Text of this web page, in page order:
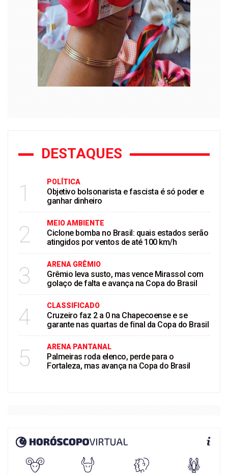
DESTAQUES
1 POLÍTICA
Objetivo bolsonarista e fascista é só poder e
ganhar dinheiro
2 MEIO AMBIENTE
Ciclone bomba no Brasil: quais estados serão
atingidos por ventos de até 100 km/h
3 ARENA GRÊMIO
Grêmio leva susto, mas vence Mirassol com
golaço de falta e avança na Copa do Brasil
4 CLASSIFICADO
Cruzeiro faz 2 a 0 na Chapecoense e se
garante nas quartas de final da Copa do Brasil
5 ARENA PANTANAL
Palmeiras roda elenco, perde para o
Fortaleza, mas avança na Copa do Brasil